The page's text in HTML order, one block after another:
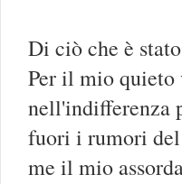
Di ciò che è
Per il mio
nell'indifferenza
fuori i rumori
me il mio